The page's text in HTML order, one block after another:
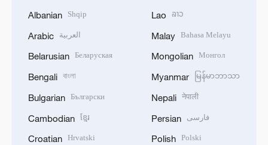
Albanian Shqip
Arabic العربية
Belarusian Беларуская
Bengali বাংলা
Bulgarian Български
Cambodian ខ្មែរ
Croatian Hrvatski
Lao ລາວ
Malay Bahasa Melayu
Mongolian Монгол
Myanmar မြန်မာဘာသာ
Nepali नेपाली
Persian فارسی
Polish Polski